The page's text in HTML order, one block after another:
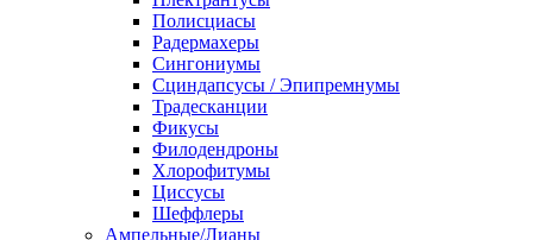
Полисциасы
Радермахеры
Сингониумы
Сциндапсусы / Эпипремнумы
Традесканции
Фикусы
Филодендроны
Хлорофитумы
Циссусы
Шеффлеры
Ампельные/Лианы